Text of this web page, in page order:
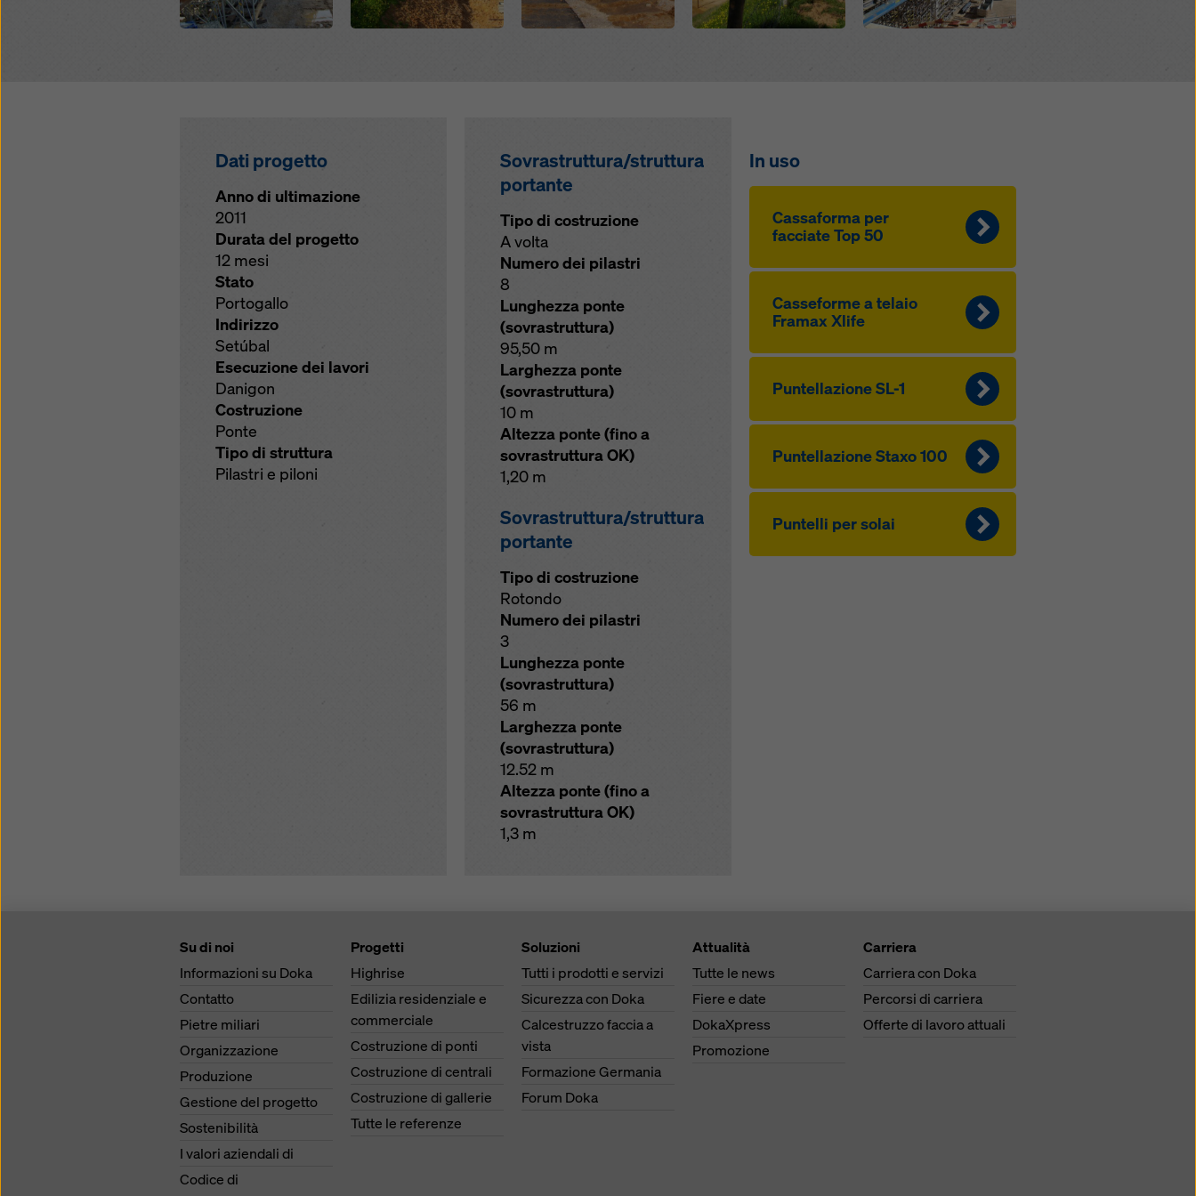
Dati progetto
Anno di ultimazione
2011
Durata del progetto
12 mesi
Stato
Portogallo
Indirizzo
Setúbal
Esecuzione dei lavori
Danigon
Costruzione
Ponte
Tipo di struttura
Pilastri e piloni
Sovrastruttura/struttura
portante
Tipo di costruzione
A volta
Numero dei pilastri
8
Lunghezza ponte
(sovrastruttura)
95,50 m
Larghezza ponte
(sovrastruttura)
10 m
Altezza ponte (fino a
sovrastruttura OK)
1,20 m
Sovrastruttura/struttura
portante
Tipo di costruzione
Rotondo
Numero dei pilastri
3
Lunghezza ponte
(sovrastruttura)
56 m
Larghezza ponte
(sovrastruttura)
12.52 m
Altezza ponte (fino a
sovrastruttura OK)
1,3 m
In uso
Cassaforma per
facciate Top 50
Casseforme a telaio
Framax Xlife
Puntellazione SL-1
Puntellazione Staxo 100
Puntelli per solai
Su di noi
Informazioni su Doka
Contatto
Pietre miliari
Organizzazione
Produzione
Gestione del progetto
Sostenibilità
I valori aziendali di
Codice di
Progetti
Highrise
Edilizia residenziale e
commerciale
Costruzione di ponti
Costruzione di centrali
Costruzione di gallerie
Tutte le referenze
Soluzioni
Tutti i prodotti e servizi
Sicurezza con Doka
Calcestruzzo faccia a
vista
Formazione Germania
Forum Doka
Attualità
Tutte le news
Fiere e date
DokaXpress
Promozione
Carriera
Carriera con Doka
Percorsi di carriera
Offerte di lavoro attuali
sulla privacy. Vi offriamo inoltre la possibilità di selezionare i vostri cookie
(impostazioni avanzate dei cookie).